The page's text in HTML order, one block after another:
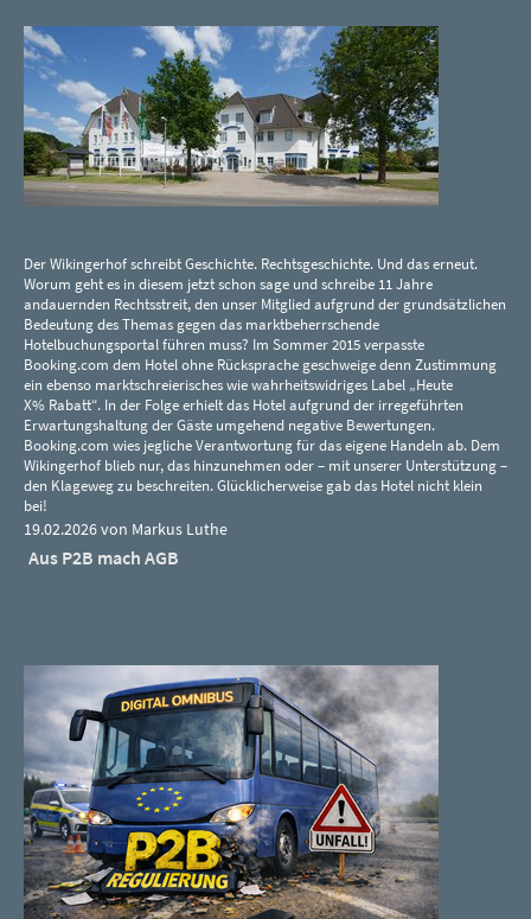
Der Wikingerhof schreibt Geschichte. Rechtsgeschichte. Und das erneut.
Worum geht es in diesem jetzt schon sage und schreibe 11 Jahre
andauernden Rechtsstreit, den unser Mitglied aufgrund der grundsätzlichen
Bedeutung des Themas gegen das marktbeherrschende
Hotelbuchungsportal führen muss? Im Sommer 2015 verpasste
Booking.com dem Hotel ohne Rücksprache geschweige denn Zustimmung
ein ebenso marktschreierisches wie wahrheitswidriges Label „Heute
X% Rabatt“. In der Folge erhielt das Hotel aufgrund der irregeführten
Erwartungshaltung der Gäste umgehend negative Bewertungen.
Booking.com wies jegliche Verantwortung für das eigene Handeln ab. Dem
Wikingerhof blieb nur, das hinzunehmen oder – mit unserer Unterstützung –
den Klageweg zu beschreiten. Glücklicherweise gab das Hotel nicht klein
bei!
19.02.2026 von Markus Luthe
Aus P2B mach AGB